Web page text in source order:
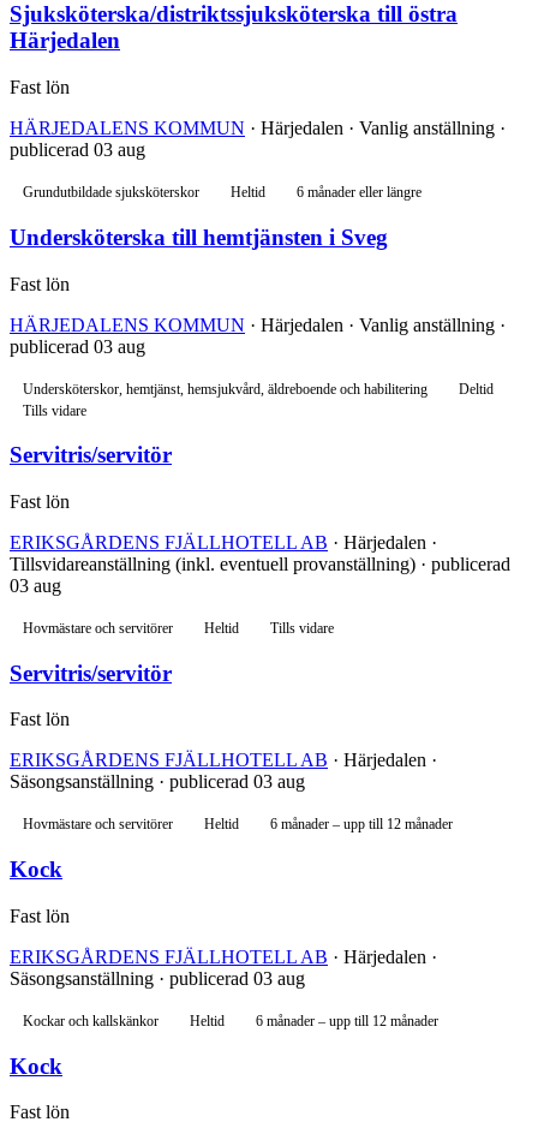
Sjuksköterska/distriktssjuksköterska till östra
Härjedalen
Fast lön
HÄRJEDALENS KOMMUN · Härjedalen · Vanlig anställning ·
publicerad 03 aug
Grundutbildade sjuksköterskor Heltid 6 månader eller längre
Undersköterska till hemtjänsten i Sveg
Fast lön
HÄRJEDALENS KOMMUN · Härjedalen · Vanlig anställning ·
publicerad 03 aug
Undersköterskor, hemtjänst, hemsjukvård, äldreboende och habilitering
Deltid
Tills vidare
Servitris/servitör
Fast lön
ERIKSGÅRDENS FJÄLLHOTELL AB · Härjedalen ·
Tillsvidareanställning (inkl. eventuell provanställning) · publicerad
03 aug
Hovmästare och servitörer Heltid Tills vidare
Servitris/servitör
Fast lön
ERIKSGÅRDENS FJÄLLHOTELL AB · Härjedalen ·
Säsongsanställning · publicerad 03 aug
Hovmästare och servitörer Heltid 6 månader – upp till 12 månader
Kock
Fast lön
ERIKSGÅRDENS FJÄLLHOTELL AB · Härjedalen ·
Säsongsanställning · publicerad 03 aug
Kockar och kallskänkor Heltid 6 månader – upp till 12 månader
Kock
Fast lön